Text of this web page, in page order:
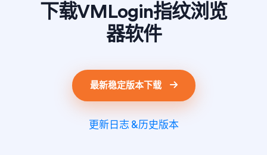
下载VMLogin指纹浏览
器软件
最新稳定版本下载
更新日志 &历史版本